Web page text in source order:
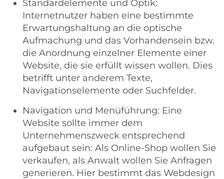
Standardelemente und Optik:
Internetnutzer haben eine bestimmte
Erwartungshaltung an die optische
Aufmachung und das Vorhandensein bzw.
die Anordnung einzelner Elemente einer
Website, die sie erfüllt wissen wollen. Dies
betrifft unter anderem Texte,
Navigationselemente oder Suchfelder.
Navigation und Menüführung: Eine
Website sollte immer dem
Unternehmenszweck entsprechend
aufgebaut sein: Als Online-Shop wollen Sie
verkaufen, als Anwalt wollen Sie Anfragen
generieren. Hier bestimmt das Webdesign